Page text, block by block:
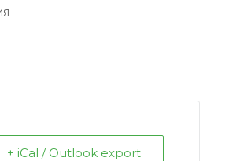
+ iCal / Outlook export